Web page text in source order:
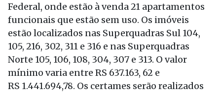
Federal, onde estão à venda 21 apartamentos
funcionais que estão sem uso. Os imóveis
estão localizados nas Superquadras Sul 104,
105, 216, 302, 311 e 316 e nas Superquadras
Norte 105, 106, 108, 304, 307 e 313. O valor
mínimo varia entre RS 637.163, 62 e
RS 1.441.694,78. Os certames serão realizados